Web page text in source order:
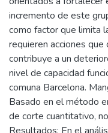
incremento de este
como factor que limita
requieren acciones que
contribuye a un
nivel de capacidad
comuna Barcelona.
Basado en el método
de corte cuantitativo,